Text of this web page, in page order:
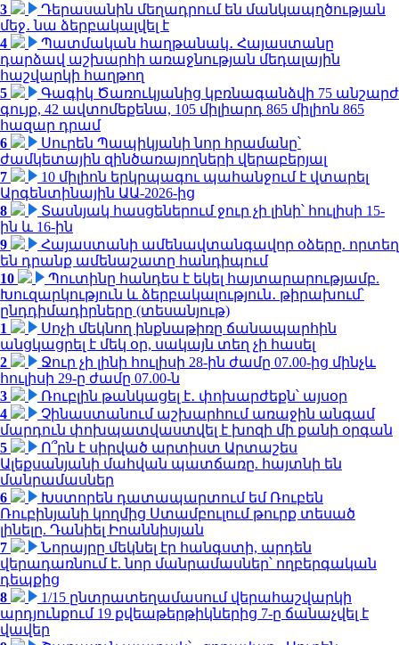
3
Դերասանին մեղադրում են մանկապղծության
մեջ․ նա ձերբակալվել է
4
Պատմական հաղթանակ․ Հայաստանը
դարձավ աշխարհի առաջնության մեդալային
հաշվարկի հաղթող
5
Գագիկ Ծառուկյանից կբռնագանձվի 75 անշարժ
գույք, 42 ավտոմեքենա, 105 միլիարդ 865 միլիոն 865
հազար դրամ
6
Սուրեն Պապիկյանի նոր հրամանը՝
ժամկետային զինծառայողների վերաբերյալ
7
10 միլիոն երկրպագու պահանջում է վտարել
Արգենտինային ԱԱ-2026-ից
8
Տասնյակ հասցեներում ջուր չի լինի՝ հուլիսի 15-
ին և 16-ին
9
Հայաստանի ամենավտանգավոր օձերը. որտեղ
են դրանք ամենաշատը հանդիպում
10
Պուտինը հանդես է եկել հայտարարությամբ.
Խուզարկություն և ձերբակալություն․ թիրախում՝
ընդդիմադիրները (տեսանյութ)
1
Սոչի մեկնող ինքնաթիռը ճանապարհին
անցկացրել է մեկ օր, սակայն տեղ չի հասել
2
Ջուր չի լինի հուլիսի 28-ին ժամը 07.00-ից մինչև
հուլիսի 29-ը ժամը 07.00-ն
3
Ռուբլին թանկացել է․ փոխարժեքն՝ այսօր
4
Չինաստանում աշխարհում առաջին անգամ
մարդուն փոխպատվաստվել է խոզի մի քանի օրգան
5
Ո՞րն է սիրված արտիստ Արտաշես
Ալեքսանյանի մահվան պատճառը. հայտնի են
մանրամասներ
6
Խստորեն դատապարտում եմ Ռուբեն
Ռուբինյանի կողմից Ստամբուլում թուրք տեսած
լինելը. Դանիել Իոաննիսյան
7
Նորայրը մեկնել էր հանգստի, արդեն
վերադառնում է. նոր մանրամասներ՝ ողբերգական
դեպքից
8
1/15 ընտրատեղամասում վերահաշվարկի
արդյունքում 19 քվեաթերթիկներից 7-ը ճանաչվել է
վավեր